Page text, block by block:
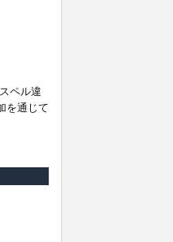
ペル違
を通じて